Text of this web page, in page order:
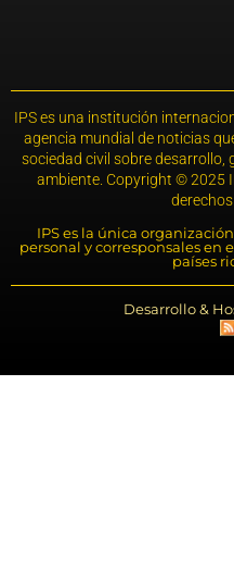
IPS es una institución
agencia mundial de noticias
sociedad civil sobre desarrollo,
ambiente. Copyright © 2025
IPS es la única
personal y corresponsales en
países
Desarrollo &